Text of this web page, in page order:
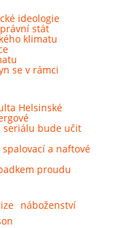
ideologie
stát
klimatu
se v rámci
Helsinské
seriálu bude učit
a naftové
proudu
náboženství